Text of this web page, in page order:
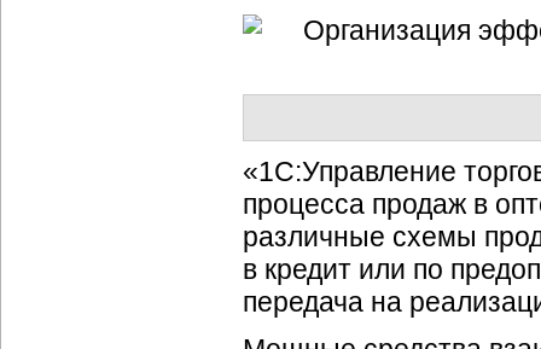
«1С:Управление
процесса продаж в
различные схемы
в кредит или по
передача на